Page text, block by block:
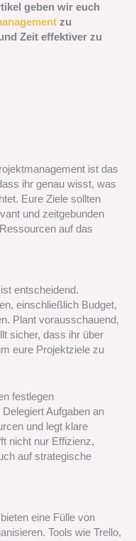
geben wir euch
zu
Zeit effektiver zu
ist das
ihr genau wisst, was
Eure Ziele sollten
und zeitgebunden
auf das
entscheidend.
einschließlich Budget,
Plant vorausschauend,
sicher, dass ihr über
eure Projektziele zu
festlegen
Aufgaben an
und legt klare
nicht nur Effizienz,
auf strategische
eine Fülle von
Tools wie Trello,